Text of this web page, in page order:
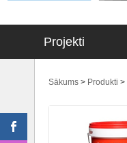
Projekti
Sākums > Produkti >